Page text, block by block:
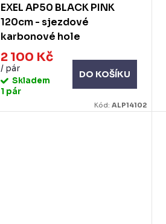
EXEL AP50 BLACK PINK
120cm - sjezdové
karbonové hole
2 100 Kč
/ pár
Skladem
1 pár
DO KOŠÍKU
Kód: ALP14102